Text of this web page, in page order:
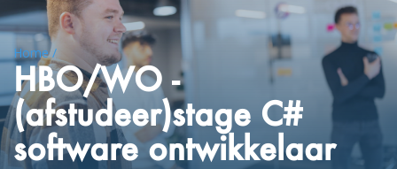
Home /
HBO/WO -
(afstudeer)stage C#
software ontwikkelaar